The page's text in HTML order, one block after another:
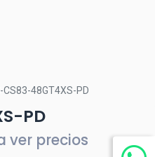
CS83-48GT4XS-PD
PD
ver precios